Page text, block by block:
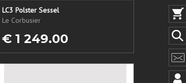
LC3 Polster Sessel
Le Corbusier
€ 1 249.00